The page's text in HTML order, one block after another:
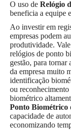
O uso de Relógio
beneficia a equipe
Ao investir em
empresas podem
produtividade.
relógios de ponto
gestão, para tornar
da empresa muito
identificação
ou
biométrico
Ponto Biométrico
capacidade de
economizando